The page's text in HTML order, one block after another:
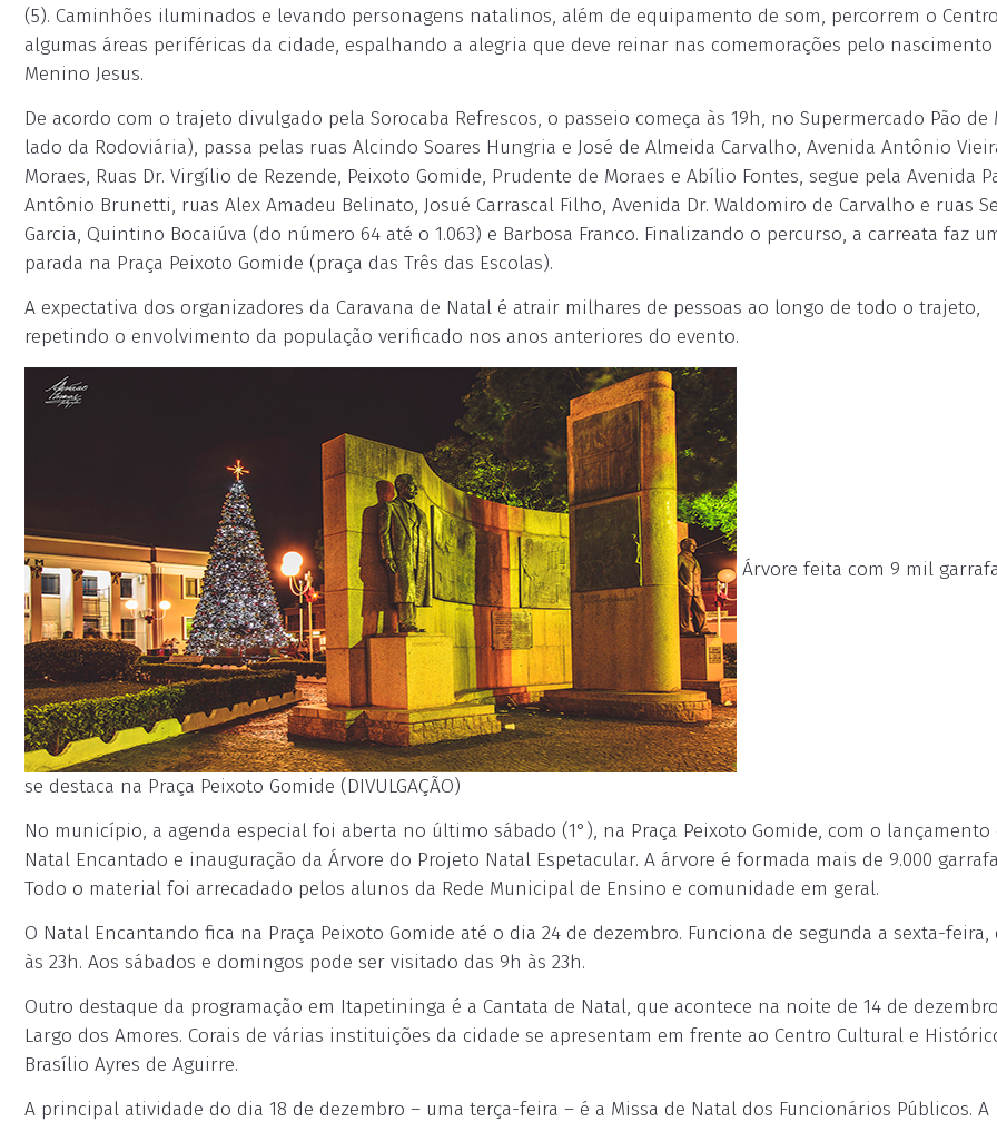
(5). Caminhões iluminados e levando personagens natalinos, além de equipamento de som, percorrem o
algumas áreas periféricas da cidade, espalhando a alegria que deve reinar nas comemorações pelo nascimento
Menino Jesus.
De acordo com o trajeto divulgado pela Sorocaba Refrescos, o passeio começa às 19h, no Supermercado Pão de
lado da Rodoviária), passa pelas ruas Alcindo Soares Hungria e José de Almeida Carvalho, Avenida Antônio
Moraes, Ruas Dr. Virgílio de Rezende, Peixoto Gomide, Prudente de Moraes e Abílio Fontes, segue pela Avenida
Antônio Brunetti, ruas Alex Amadeu Belinato, Josué Carrascal Filho, Avenida Dr. Waldomiro de Carvalho e ruas
Garcia, Quintino Bocaiúva (do número 64 até o 1.063) e Barbosa Franco. Finalizando o percurso, a carreata faz
parada na Praça Peixoto Gomide (praça das Três das Escolas).
A expectativa dos organizadores da Caravana de Natal é atrair milhares de pessoas ao longo de todo o trajeto,
repetindo o envolvimento da população verificado nos anos anteriores do evento.
Árvore feita com 9 mil
se destaca na Praça Peixoto Gomide (DIVULGAÇÃO)
No município, a agenda especial foi aberta no último sábado (1°), na Praça Peixoto Gomide, com o lançamento
Natal Encantado e inauguração da Árvore do Projeto Natal Espetacular. A árvore é formada mais de 9.000
Todo o material foi arrecadado pelos alunos da Rede Municipal de Ensino e comunidade em geral.
O Natal Encantando fica na Praça Peixoto Gomide até o dia 24 de dezembro. Funciona de segunda a sexta-feira,
às 23h. Aos sábados e domingos pode ser visitado das 9h às 23h.
Outro destaque da programação em Itapetininga é a Cantata de Natal, que acontece na noite de 14 de
Largo dos Amores. Corais de várias instituições da cidade se apresentam em frente ao Centro Cultural e
Brasílio Ayres de Aguirre.
A principal atividade do dia 18 de dezembro – uma terça-feira – é a Missa de Natal dos Funcionários Públicos. A